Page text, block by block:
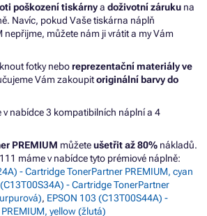
poškození tiskárnya doživotní záruku na
Navíc, pokud Vaše tiskárna náplň
nepřijme, můžete nám ji vrátit a my Vám
fotky neboreprezentační materiály ve
Vám zakoupitoriginální barvy do
nabídce 3 kompatibilních náplní a 4
PREMIUM můžeteušetřit až 80% nákladů.
máme v nabídce tyto prémiové náplně:
- Cartridge TonerPartner PREMIUM, cyan
- Cartridge TonerPartner
, EPSON 103 (C13T00S44A) -
yellow (žlutá)